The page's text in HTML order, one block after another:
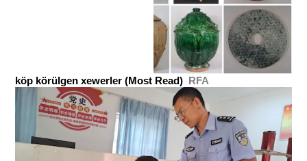
köp körülgen xewerler (Most Read) RFA